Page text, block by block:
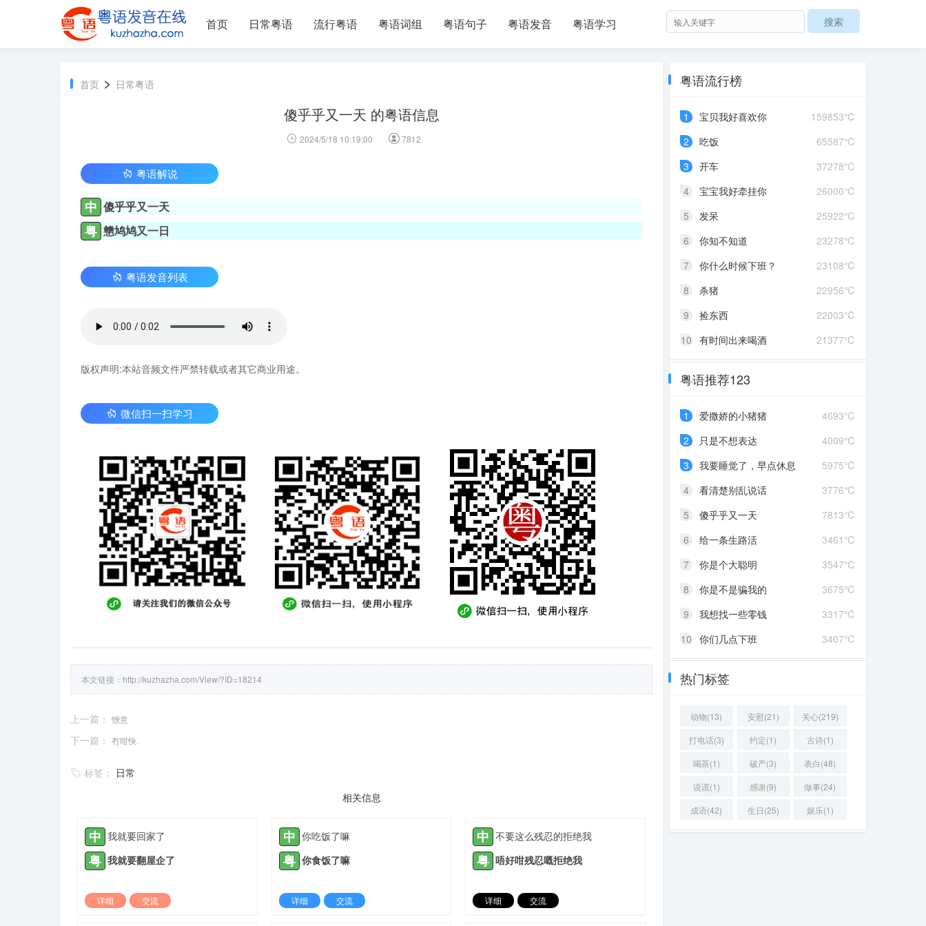
首页 日常粤语 流行粤语 粤语词组 粤语句子 粤语发音 粤语学习
首页 > 日常粤语
傻乎乎又一天 的粤语信息
2024/5/18 10:19:00 7812
粤语解说
中 傻乎乎又一天
粤 戆鸠鸠又一日
粤语发音列表
版权声明:本站音频文件严禁转载或者其它商业用途。
微信扫一扫学习
本文链接： http://kuzhazha.com/View/?ID=18214
上一篇： 愜意
下一篇： 冇咁快.
标签： 日常
相关信息
中 我就要回家了
粤 我就要翻屋企了
详细
交流
中 你吃饭了嘛
粤 你食饭了嘛
详细
交流
中 不要这么残忍的拒绝我
粤 唔好咁残忍嘅拒绝我
详细
交流
粤语流行榜
159853℃
1
宝贝我好喜欢你
65587℃
2
吃饭
37278℃
3
开车
26000℃
4
宝宝我好牵挂你
25922℃
5
发呆
23278℃
6
你知不知道
23108℃
7
你什么时候下班？
22956℃
8
杀猪
22003℃
9
捡东西
21377℃
10 有时间出来喝酒
粤语推荐123
4693℃
1
爱撒娇的小猪猪
4009℃
2
只是不想表达
5975℃
3
我要睡觉了，早点休息
3776℃
4
看清楚别乱说话
7813℃
5
傻乎乎又一天
3461℃
6
给一条生路活
3547℃
7
你是个大聪明
3675℃
8
你是不是骗我的
3317℃
9
我想找一些零钱
3407℃
10 你们几点下班
热门标签
动物(13) 安慰(21)
关心(219)
打电话(3)
约定(1)
古诗(1)
喝茶(1)
破产(3)
表白(48)
说谎(1)
感谢(9)
做事(24)
成语(42)
生日(25) 娱乐(1)